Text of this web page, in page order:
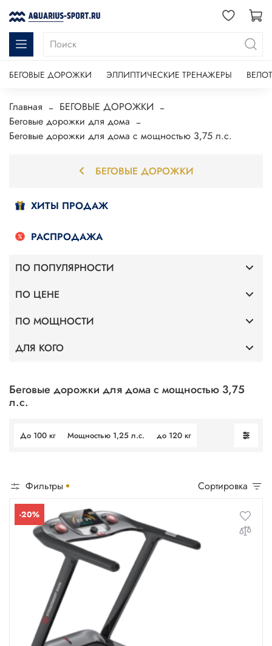
БЕГОВЫЕ ДОРОЖКИ ЭЛЛИПТИЧЕСКИЕ ТРЕНАЖЕРЫ
Главная
БЕГОВЫЕ ДОРОЖКИ
Беговые дорожки для дома
Беговые дорожки для дома с мощностью 3,75 л.с.
Беговые дорожки для дома с мощностью 3,75
л.с.
До 100 кг Мощностью 1,25 л.с. до 120 кг
Фильтры Сортировка
-20%
БЕГОВЫЕ ДОРОЖКИ
ХИТЫ ПРОДАЖ
РАСПРОДАЖА
ПО ПОПУЛЯРНОСТИ
Премиум
Тонкие
Без поручней
ПО ЦЕНЕ
До 40 000
До 75 000
ПО МОЩНОСТИ
Мощность 2 л.с.
Мощность 4 л.с.
Мощность 5 л.с.
ДЛЯ КОГО
Для фитнес клубов
Для ходьбы